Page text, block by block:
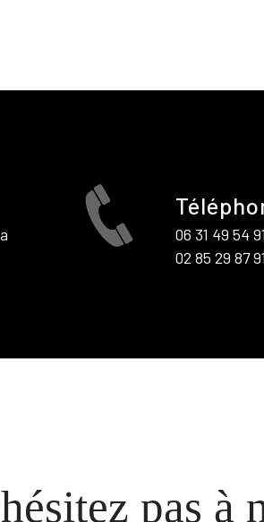
06 31 49 54 91
02 85 29 87 91
pas à